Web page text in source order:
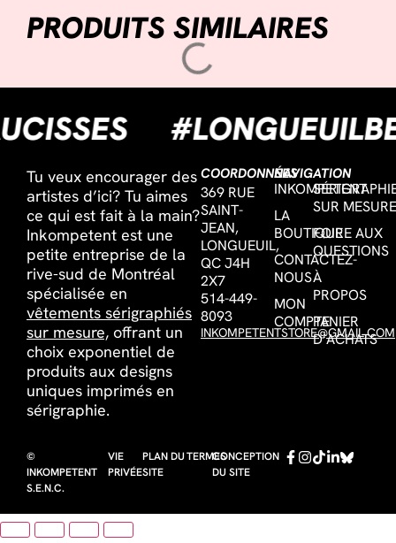
PRODUITS SIMILAIRES
Tu veux encourager des
artistes d’ici? Tu aimes
ce qui est fait à la main?
Inkompetent est une
petite entreprise de la
rive-sud de Montréal
spécialisée en
vêtements sérigraphiés
sur mesure, offrant un
choix exponentiel de
produits aux designs
uniques imprimés en
sérigraphie.
COORDONNÉES
369 RUE
SAINT-
JEAN,
LONGUEUIL,
QC J4H
2X7
514-449-
8093
INKOMPETENTSTORE@GMAIL.COM
NAVIGATION
INKOMPETENT
LA
BOUTIQUE
CONTACTEZ-
NOUS
MON
COMPTE
SUR
FOIRE AUX
QUESTIONS
À
PROPOS
PANIER
D’ACHATS
©
INKOMPETENT
S.E.N.C.
VIE
PRIVÉE
PLAN DU
SITE
TERMESCONCEPTION
DU SITE